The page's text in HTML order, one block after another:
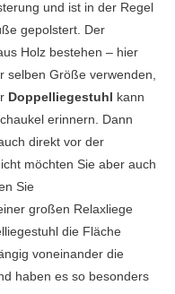
und ist in der Regel
gepolstert. Der
Holz bestehen – hier
selben Größe verwenden,
Doppelliegestuhl
kann
erinnern. Dann
direkt vor der
möchten Sie aber auch
Sie
großen Relaxliege
die Fläche
voneinander die
haben es so besonders